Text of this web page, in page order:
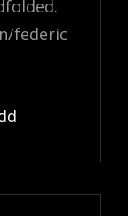
federic